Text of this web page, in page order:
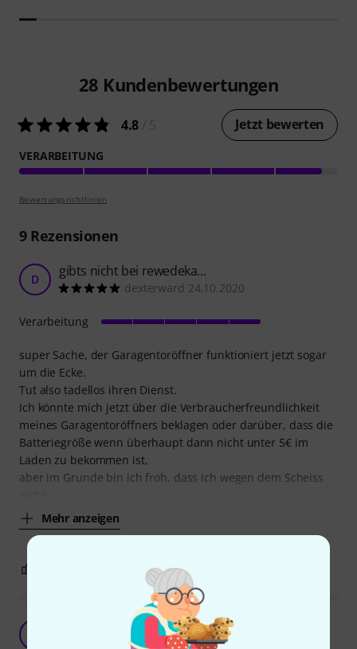
28 Kundenbewertungen
4.8 Jetzt bewerten
VERARBEITUNG
Bewertungsrichtlinien
9Rezensionen
D gibts nicht bei rewedeka...
dexterward 24.10.2020
super Sache, der Garagentoröffner funktioniert jetzt sogar
um die Ecke.
Tut also tadellos ihren Dienst.
Ich könnte mich jetzt über die Verbraucherfreundlichkeit
meines Garagentoröffners beklagen oder darüber, dass die
Batteriegröße wenn überhaupt dann nicht unter 5€ im
Laden zu bekommen ist,
aber im Grunde bin ich froh, dass ich wegen dem Scheiss
Mehr anzeigen
Verarbeitung
BEWERTUNG MELDEN
Ansmann A 23 12V Batterie
TomErd 26.08.2020